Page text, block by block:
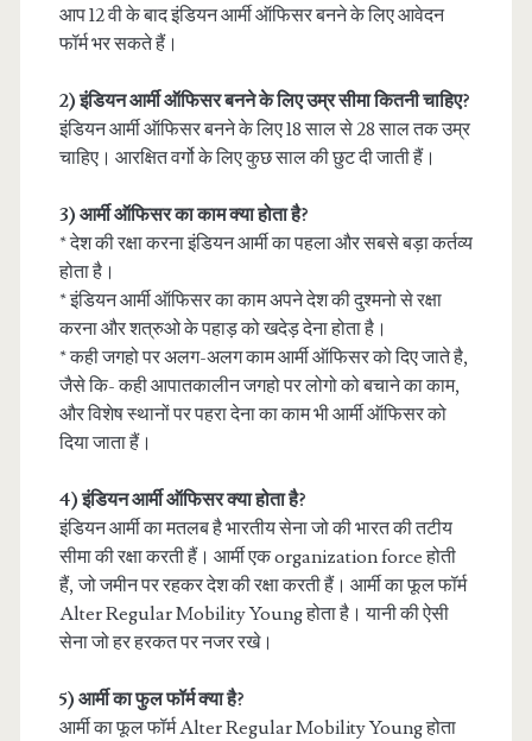
आप 12 वी के बाद इंडियन आर्मी ऑफिसर बनने के लिए आवेदन
फॉर्म भर सकते हैं।
2) इंडियन आर्मी ऑफिसर बनने के लिए उम्र सीमा कितनी चाहिए?
इंडियन आर्मी ऑफिसर बनने के लिए 18 साल से 28 साल तक उम्र
चाहिए। आरक्षित वर्गो के लिए कुछ साल की छुट दी जाती हैं।
3) आर्मी ऑफिसर का काम क्या होता है?
* देश की रक्षा करना इंडियन आर्मी का पहला और सबसे बड़ा कर्तव्य
होता है।
* इंडियन आर्मी ऑफिसर का काम अपने देश की दुश्मनो से रक्षा
करना और शत्रुओ के पहाड़ को खदेड़ देना होता है।
* कही जगहो पर अलग-अलग काम आर्मी ऑफिसर को दिए जाते है,
जैसे कि- कही आपातकालीन जगहो पर लोगो को बचाने का काम,
और विशेष स्थानों पर पहरा देना का काम भी आर्मी ऑफिसर को
दिया जाता हैं।
4) इंडियन आर्मी ऑफिसर क्या होता है?
इंडियन आर्मी का मतलब है भारतीय सेना जो की भारत की तटीय
सीमा की रक्षा करती हैं। आर्मी एक organization force होती
हैं, जो जमीन पर रहकर देश की रक्षा करती हैं। आर्मी का फूल फॉर्म
Alter Regular Mobility Young होता है। यानी की ऐसी
सेना जो हर हरकत पर नजर रखे।
5) आर्मी का फुल फॉर्म क्या है?
आर्मी का फूल फॉर्म Alter Regular Mobility Young होता